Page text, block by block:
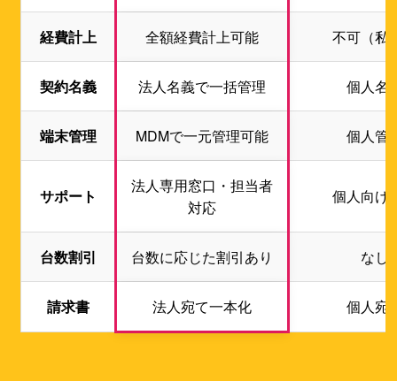
経費計上 全額経費計上可能 不可（私
契約名義 法人名義で一括管理 個人名
端末管理 MDMで一元管理可能 個人管
サポート
法人専用窓口・担当者
対応
個人向け
台数割引 台数に応じた割引あり なし
請求書 法人宛て一本化 個人宛